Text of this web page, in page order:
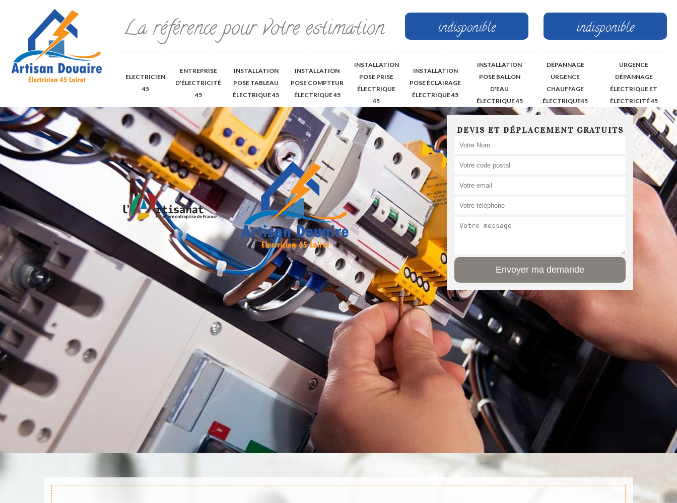
La référence pour votre estimation indisponible indisponible
ELECTRICIEN
45
ENTREPRISE
D'ÉLECTRICITÉ
45
INSTALLATION
POSE TABLEAU
ÉLECTRIQUE 45
INSTALLATION
POSE COMPTEUR
ÉLECTRIQUE 45
INSTALLATION
POSE PRISE
ÉLECTRIQUE
45
INSTALLATION
POSE ÉCLAIRAGE
ÉLECTRIQUE 45
INSTALLATION
POSE BALLON
D'EAU
ÉLECTRIQUE 45
DÉPANNAGE
URGENCE
CHAUFFAGE
ÉLECTRIQUE45
URGENCE
DÉPANNAGE
ÉLECTRIQUE ET
ÉLECTRICITÉ 45
DEVIS ET DÉPLACEMENT GRATUITS